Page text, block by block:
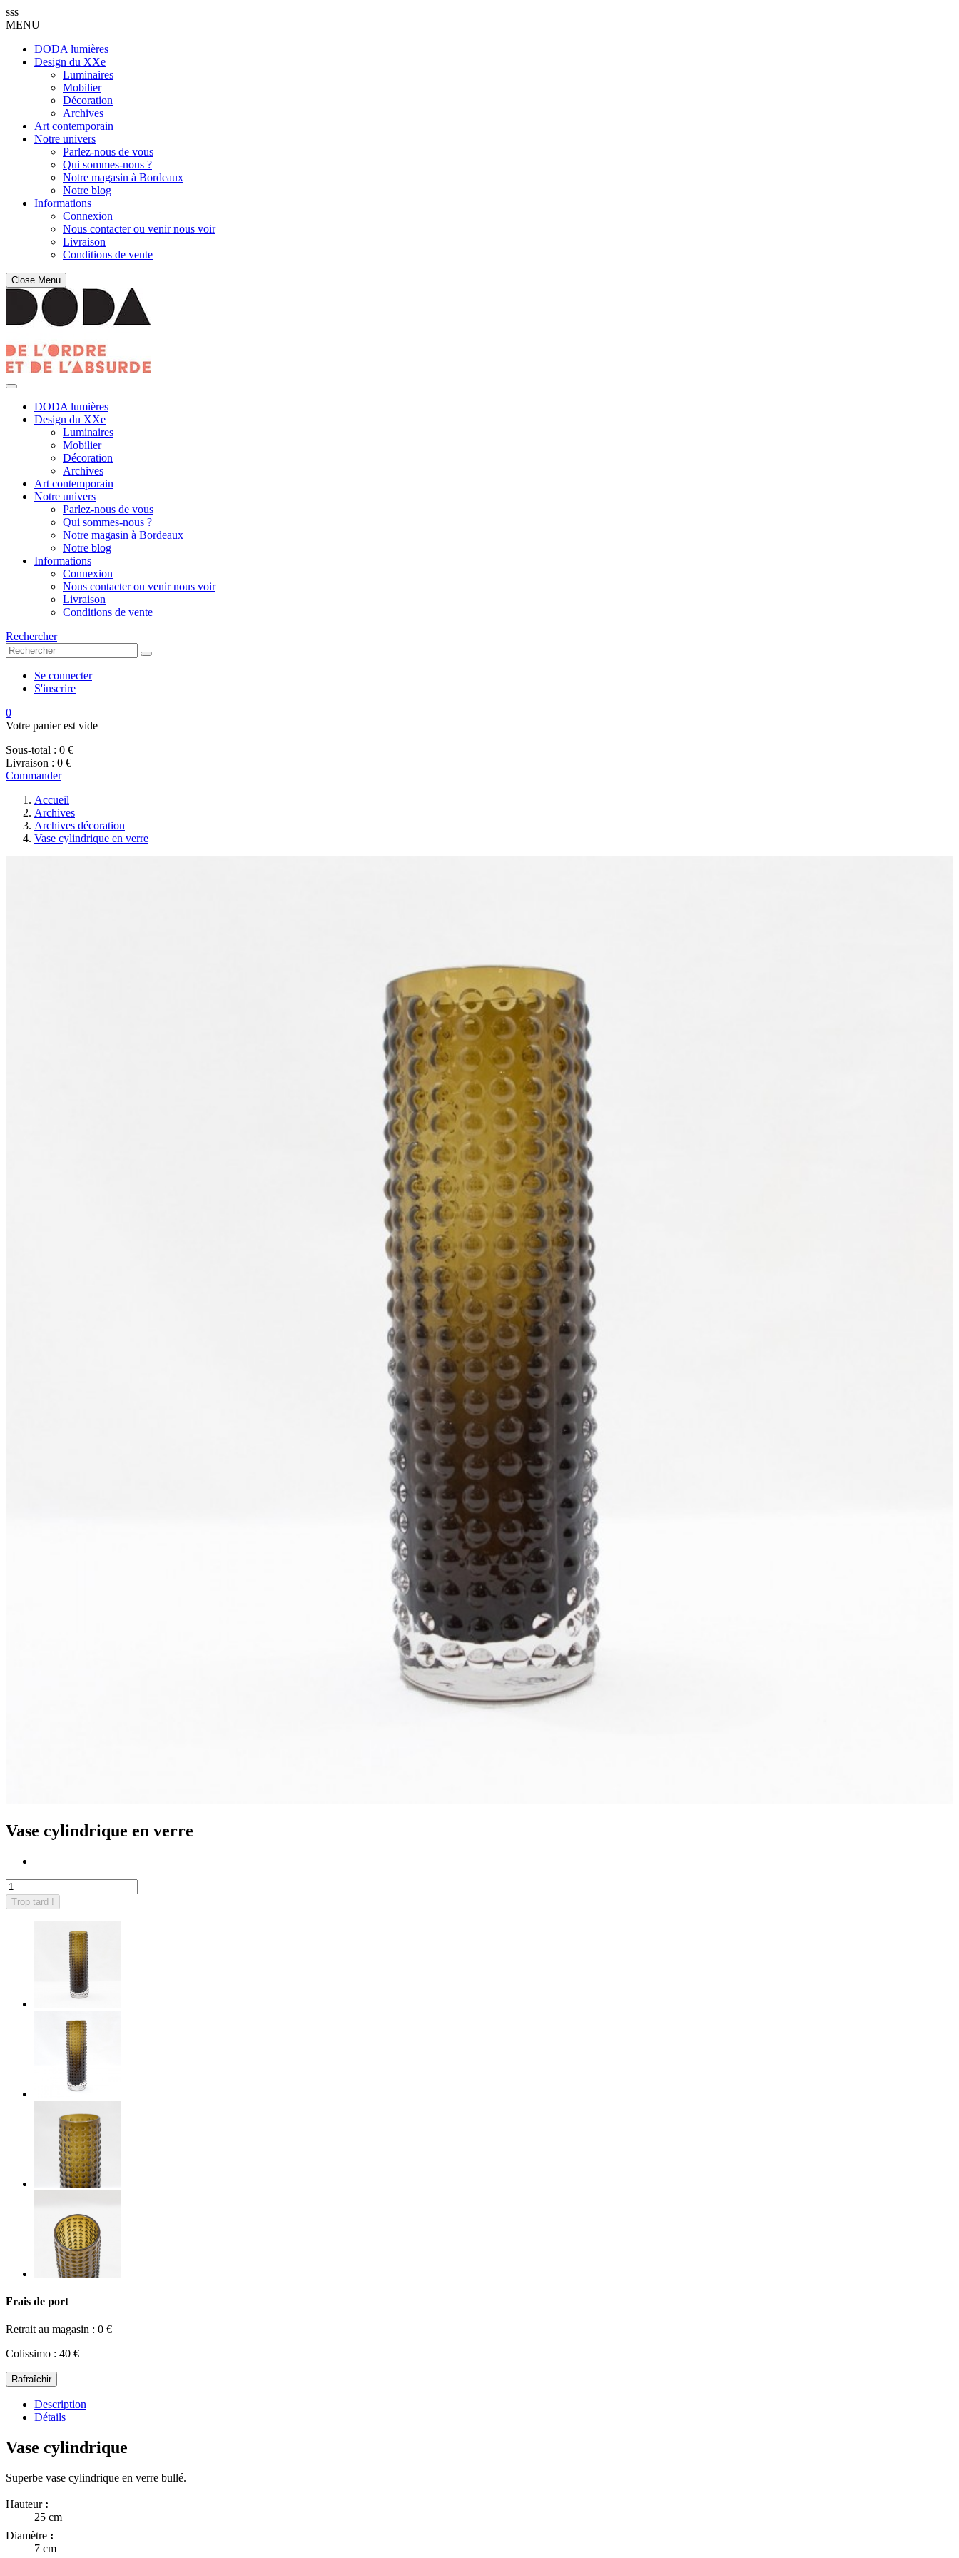
sss
MENU
DODA lumières
Design du XXe
Luminaires
Mobilier
Décoration
Archives
Art contemporain
Notre univers
Parlez-nous de vous
Qui sommes-nous ?
Notre magasin à Bordeaux
Notre blog
Informations
Connexion
Nous contacter ou venir nous voir
Livraison
Conditions de vente
Close Menu
DODA lumières
Design du XXe
Luminaires
Mobilier
Décoration
Archives
Art contemporain
Notre univers
Parlez-nous de vous
Qui sommes-nous ?
Notre magasin à Bordeaux
Notre blog
Informations
Connexion
Nous contacter ou venir nous voir
Livraison
Conditions de vente
Rechercher
Se connecter
S'inscrire
0
Votre panier est vide
Sous-total : 0 €
Livraison : 0 €
Commander
Accueil
Archives
Archives décoration
Vase cylindrique en verre
Vase cylindrique en verre
Trop tard !
Frais de port
Retrait au magasin : 0 €
Colissimo : 40 €
Description
Détails
Vase cylindrique
Superbe vase cylindrique en verre bullé.
Hauteur :
25 cm
Diamètre :
7 cm